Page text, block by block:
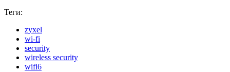
Теги:
zyxel
wi-fi
security
wireless security
wifi6